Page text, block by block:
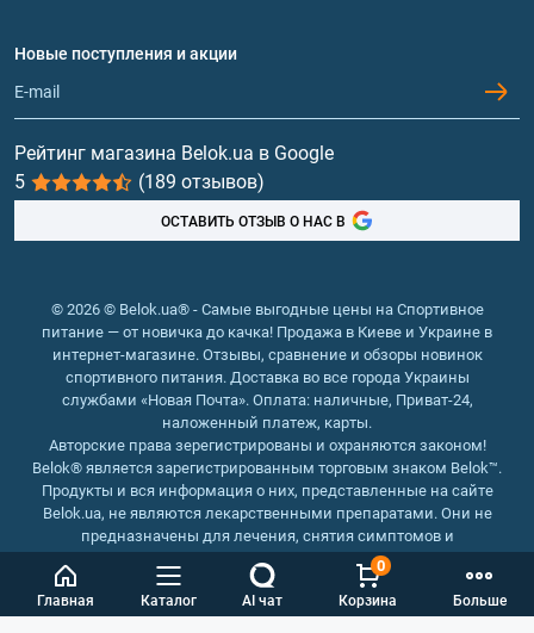
Главная Каталог AI чат Корзина
0
Больше
Обмен и возврат
Протеин
Гейнеры
Витамины и минералы
Рыбий жир, жирные кислоты
Новые поступления и акции
Рейтинг магазина Belok.ua в Google
5
(189 отзывов)
ОСТАВИТЬ ОТЗЫВ О НАС В
© 2026 © Belok.ua® - Самые выгодные цены на Спортивное
питание — от новичка до качка! Продажа в Киеве и Украине в
интернет-магазине. Отзывы, сравнение и обзоры новинок
спортивного питания. Доставка во все города Украины
службами «Новая Почта». Оплата: наличные, Приват-24,
наложенный платеж, карты.
Авторские права зерегистрированы и охраняются законом!
Belok® является зарегистрированным торговым знаком Belok™.
Продукты и вся информация о них, представленные на сайте
Belok.ua, не являются лекарственными препаратами. Они не
предназначены для лечения, снятия симптомов и
предотвращения болезней.
Интернет магазин Belok.ua
››Интернет магазин спортивного
питания